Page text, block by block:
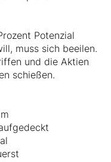
Potenzial
muss sich beeilen.
und die Aktien
schießen.